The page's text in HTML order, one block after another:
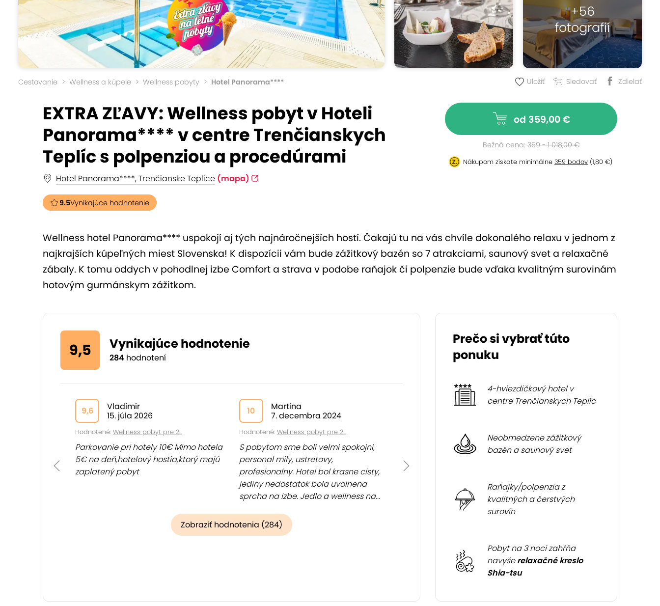
+56
fotografií
Cestovanie Wellness a kúpele Wellness pobyty Hotel Panorama**** Uložiť Sledovať Zdielať
EXTRA ZĽAVY: Wellness pobyt v Hoteli
Panorama**** v centre Trenčianskych
Teplíc s polpenziou a procedúrami
Hotel Panorama****, Trenčianske Teplice (mapa)
9.5Vynikajúce hodnotenie
od 359,00 €
Bežná cena: 359 - 1 018,00 €
Nákupom získate minimálne 359 bodov (1,80 €)
Wellness hotel Panorama**** uspokojí aj tých najnáročnejších hostí. Čakajú tu na vás chvíle dokonalého relaxu v jednom z
najkrajších kúpeľných miest Slovenska! K dispozícii vám bude zážitkový bazén so 7 atrakciami, saunový svet a relaxačné
zábaly. K tomu oddych v pohodlnej izbe Comfort a strava v podobe raňajok či polpenzie bude vďaka kvalitným surovinám
hotovým gurmánskym zážitkom.
9,5 Vynikajúce hodnotenie
284 hodnotení
9,6
Vladimir
15. júla 2026
Hodnotené: Wellness pobyt pre 2...
Parkovanie pri hotely 10€ Mimo hotela
5€ na deň,hotelový hostia,ktorý majú
zaplatený pobyt
10
Martina
7. decembra 2024
Hodnotené: Wellness pobyt pre 2...
S pobytom sme boli velmi spokojni,
personal mily, ustretovy,
profesionalny. Hotel bol krasne cisty,
jediny nedostatok bola uvolnena
sprcha na izbe. Jedlo a wellness na...
Zobraziť hodnotenia (284)
Prečo si vybrať túto
ponuku
4-hviezdičkový hotel v
centre Trenčianskych Teplíc
Neobmedzene zážitkový
bazén a saunový svet
Raňajky/polpenzia z
kvalitných a čerstvých
surovín
Pobyt na 3 noci zahŕňa
navyšerelaxačné kreslo
Shia-tsu